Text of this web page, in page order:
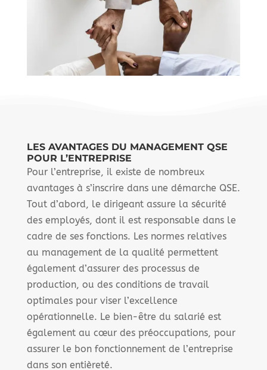
LES AVANTAGES DU MANAGEMENT QSE
POUR L’ENTREPRISE
Pour l’entreprise, il existe de nombreux
avantages à s’inscrire dans une démarche QSE.
Tout d’abord, le dirigeant assure la sécurité
des employés, dont il est responsable dans le
cadre de ses fonctions. Les normes relatives
au management de la qualité permettent
également d’assurer des processus de
production, ou des conditions de travail
optimales pour viser l’excellence
opérationnelle. Le bien-être du salarié est
également au cœur des préoccupations, pour
assurer le bon fonctionnement de l’entreprise
dans son entièreté.